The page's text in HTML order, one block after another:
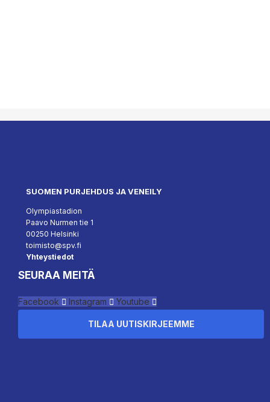
SUOMEN PURJEHDUS JA VENEILY
Olympiastadion
Paavo Nurmen tie 1
00250 Helsinki
toimisto@spv.fi
Yhteystiedot
SEURAA MEITÄ
Facebook Instagram Youtube
TILAA UUTISKIRJEEMME